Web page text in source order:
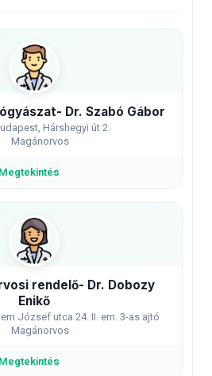
Dr. Szabó Gábor
Hárshegyi út 2.
Magánorvos
Megtekintés
rendelő- Dr. Dobozy
Enikő
József utca 24. II. em. 3-as ajtó
Magánorvos
Megtekintés